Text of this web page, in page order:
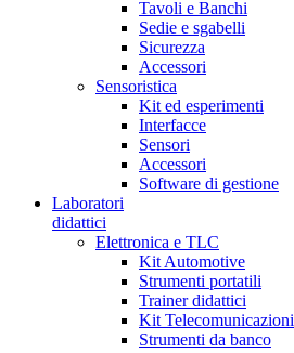
Tavoli e Banchi
Sedie e sgabelli
Sicurezza
Accessori
Sensoristica
Kit ed esperimenti
Interfacce
Sensori
Accessori
Software di gestione
Laboratori
didattici
Elettronica e TLC
Kit Automotive
Strumenti portatili
Trainer didattici
Kit Telecomunicazioni
Strumenti da banco